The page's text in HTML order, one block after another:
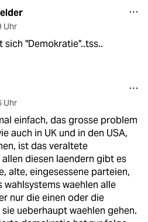
Uhr
sich "Demokratie"..tss..
Uhr
einfach, das grosse problem
auch in UK und in den USA,
ist das veraltete
diesen laendern gibt es
alte, eingesessene parteien,
wahlsystems waehlen alle
nur die einen oder die
ueberhaupt waehlen gehen.